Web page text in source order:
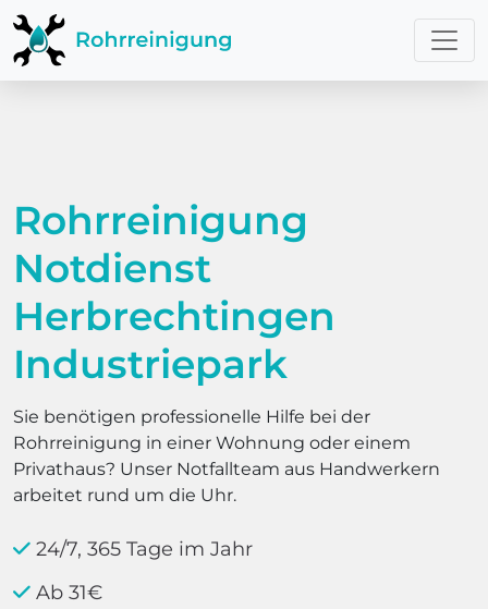
Rohrreinigung
Notdienst
Herbrechtingen
Industriepark
Sie benötigen professionelle Hilfe bei der
Rohrreinigung in einer Wohnung oder einem
Privathaus? Unser Notfallteam aus Handwerkern
arbeitet rund um die Uhr.
24/7, 365 Tage im Jahr
Ab 31€